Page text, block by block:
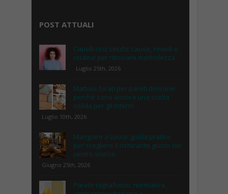
POST ATTUALI
Capelli ricci secchi: cause, rimedi e
routine per ritrovare morbidezza
Luglio 25th, 2026
Mattoni forati per pareti divisorie:
perché sono ancora una scelta
solida per gli interni
Luglio 10th, 2026
Mangiare a Lucca: guida pratica
per scegliere il ristorante giusto nel
centro storico
Giugno 25th, 2026
Parete tagliafuoco: normativa,